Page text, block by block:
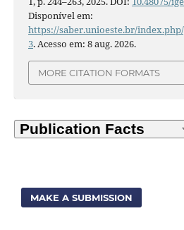
Disponível em:
https://saber.unioeste.br/
3. Acesso em: 8 aug. 2026.
MORE CITATION FORMATS
MAKE A SUBMISSION